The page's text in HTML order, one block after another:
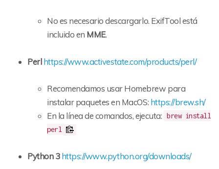
No es necesario descargarlo. ExifTool está
incluido en MME.
Perl https://www.activestate.com/products/perl/
Recomendamos usar Homebrew para
instalar paquetes en MacOS: https://brew.sh/
En la línea de comandos, ejecuta: brew install
perl
Python 3 https://www.python.org/downloads/